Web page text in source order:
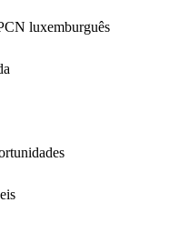
luxemburguês